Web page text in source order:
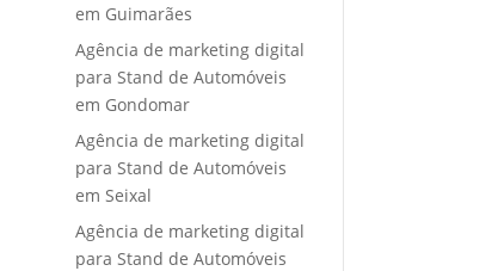
em Guimarães
Agência de marketing digital
para Stand de Automóveis
em Gondomar
Agência de marketing digital
para Stand de Automóveis
em Seixal
Agência de marketing digital
para Stand de Automóveis